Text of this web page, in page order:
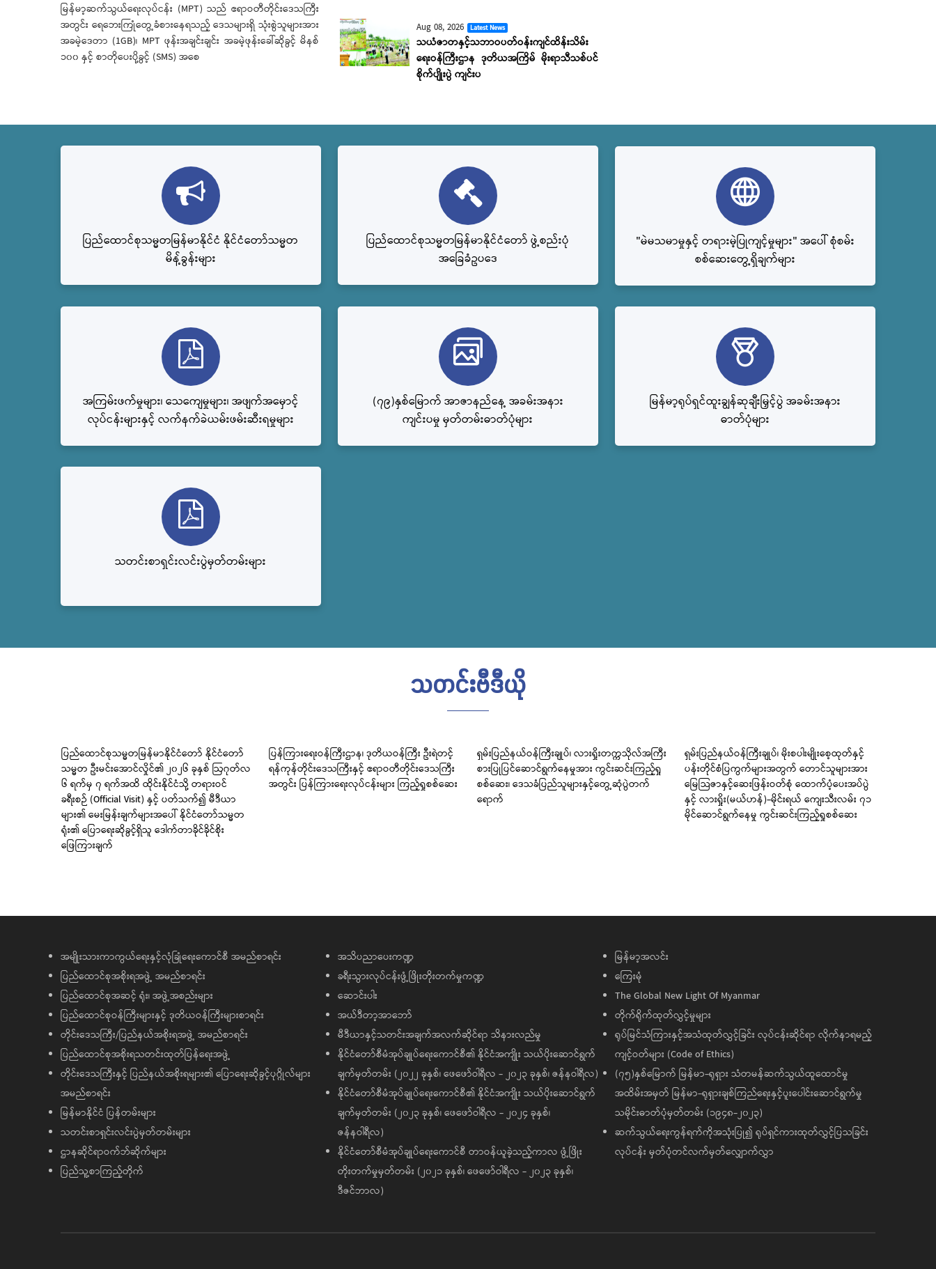
မြန်မာ့ဆက်သွယ်ရေးလုပ်ငန်း (MPT) သည် ဧရာဝတီတိုင်းဒေသကြီး
အတွင်း ရေဘေးကြုံတွေ့ခံစားနေရသည့် ဒေသများရှိ သုံးစွဲသူများအား
အခမဲ့ဒေတာ (1GB)၊ MPT ဖုန်းအချင်းချင်း အခမဲ့ဖုန်းခေါ်ဆိုခွင့် မိနစ်
၁၀၀ နှင့် စာတိုပေးပို့ခွင့် (SMS) အစေ
Aug 08, 2026 Latest News
သယံဇာတနှင့်သဘာဝပတ်ဝန်းကျင်ထိန်းသိမ်း
ရေးဝန်ကြီးဌာန ဒုတိယအကြိမ် မိုးရာသီသစ်ပင်
စိုက်ပျိုးပွဲ ကျင်းပ
ပြည်ထောင်စုသမ္မတမြန်မာနိုင်ငံ နိုင်ငံတော်သမ္မတ
မိန့်ခွန်းများ
ပြည်‌ထောင်စုသမ္မတမြန်မာနိုင်ငံတော် ဖွဲ့စည်းပုံ
အခြေခံဥပဒေ
"မဲမသမာမှုနှင့် တရားမဲ့ပြုကျင့်မှုများ" အပေါ် စုံစမ်း
စစ်ဆေးတွေ့ရှိချက်များ
အကြမ်းဖက်မှုများ၊ သေကျေမှုများ၊ အဖျက်အမှောင့်
လုပ်ငန်းများနှင့် လက်နက်ခဲယမ်းဖမ်းဆီးရမှုများ
(၇၉)နှစ်မြောက် အာဇာနည်နေ့ အခမ်းအနား
ကျင်းပမှု မှတ်တမ်းဓာတ်ပုံများ
မြန်မာ့ရုပ်ရှင်ထူးချွန်ဆုချီးမြှင့်ပွဲ အခမ်းအနား
ဓာတ်ပုံများ
သတင်းစာရှင်းလင်းပွဲမှတ်တမ်းများ
သတင်းဗီဒီယို
ပြည်ထောင်စုသမ္မတမြန်မာနိုင်ငံတော် နိုင်ငံတော်
သမ္မတ ဦးမင်းအောင်လှိုင်၏ ၂၀၂၆ ခုနှစ် ဩဂုတ်လ
၆ ရက်မှ ၇ ရက်အထိ ထိုင်းနိုင်ငံသို့ တရားဝင်
ခရီးစဉ် (Official Visit) နှင့် ပတ်သက်၍ မီဒီယာ
များ၏ မေးမြန်းချက်များအပေါ် နိုင်ငံတော်သမ္မတ
ရုံး၏ ပြောရေးဆိုခွင့်ရှိသူ ဒေါက်တာခိုင်ခိုင်စိုး
ဖြေကြားချက်
ပြန်ကြားရေးဝန်ကြီးဌာန၊ ဒုတိယဝန်ကြီး ဦးရဲတင့်
ရန်ကုန်တိုင်းဒေသကြီးနှင့် ဧရာဝတီတိုင်းဒေသကြီး
အတွင်း ပြန်ကြားရေးလုပ်ငန်းများ ကြည့်ရှုစစ်ဆေး
ရှမ်းပြည်နယ်ဝန်ကြီးချုပ်၊ လားရှိုးတက္ကသိုလ်အကြီး
စားပြုပြင်ဆောင်ရွက်နေမှုအား ကွင်းဆင်းကြည့်ရှု
စစ်ဆေး၊ ဒေသခံပြည်သူများနှင့်တွေ့ဆုံပွဲတက်
ရောက်
ရှမ်းပြည်နယ်ဝန်ကြီးချုပ်၊ မိုးစပါးမျိုးစေ့ထုတ်နှင့်
ပန်းတိုင်စံပြကွက်များအတွက် တောင်သူများအား
မြေသြဇာနှင့်ဆေးဖြန်းဝတ်စုံ ထောက်ပံ့ပေးအပ်ပွဲ
နှင့် လားရှိုး(မယ်ဟန်)-မိုင်းရယ် ကျေးသီးလမ်း ၇၁
မိုင်ဆောင်ရွက်နေမှု ကွင်းဆင်းကြည့်ရှုစစ်ဆေး
အမျိုးသားကာကွယ်ရေးနှင့်လုံခြုံရေးကောင်စီ အမည်စာရင်း
ပြည်ထောင်စုအစိုးရအဖွဲ့ အမည်စာရင်း
ပြည်ထောင်စုအဆင့် ရုံး၊ အဖွဲ့အစည်းများ
ပြည်ထောင်စုဝန်ကြီးများနှင့် ဒုတိယဝန်ကြီးများစာရင်း
တိုင်းဒေသကြီး/ပြည်နယ်အစိုးရအဖွဲ့ အမည်စာရင်း
ပြည်ထောင်စုအစိုးရသတင်းထုတ်ပြန်ရေးအဖွဲ့
တိုင်းဒေသကြီးနှင့် ပြည်နယ်အစိုးရများ၏ ပြောရေးဆိုခွင့်ပုဂ္ဂိုလ်များ
အမည်စာရင်း
မြန်မာနိုင်ငံ ပြန်တမ်းများ
သတင်းစာရှင်းလင်းပွဲမှတ်တမ်းများ
ဌာနဆိုင်ရာဝက်ဘ်ဆိုက်များ
ပြည်သူ့စာကြည့်တိုက်
အသိပညာပေးကဏ္ဍ
ခရီးသွားလုပ်ငန်းဖွံ့ဖြိုးတိုးတက်မှုကဏ္ဍ
ဆောင်းပါး
အယ်ဒီတာ့အာဘော်
မီဒီယာနှင့်သတင်းအချက်အလက်ဆိုင်ရာ သိနားလည်မှု
နိုင်ငံတော်စီမံအုပ်ချုပ်ရေးကောင်စီ၏ နိုင်ငံအကျိုး သယ်ပိုးဆောင်ရွက်
ချက်မှတ်တမ်း (၂၀၂၂ ခုနှစ်၊ ဖေဖော်ဝါရီလ - ၂၀၂၃ ခုနှစ်၊ ဇန်နဝါရီလ)
နိုင်ငံတော်စီမံအုပ်ချုပ်ရေးကောင်စီ၏ နိုင်ငံအကျိုး သယ်ပိုးဆောင်ရွက်
ချက်မှတ်တမ်း (၂၀၂၃ ခုနှစ်၊ ဖေဖော်ဝါရီလ - ၂၀၂၄ ခုနှစ်၊
ဇန်နဝါရီလ)
နိုင်ငံတော်စီမံအုပ်ချုပ်ရေးကောင်စီ တာဝန်ယူခဲ့သည့်ကာလ ဖွံ့ဖြိုး
တိုးတက်မှုမှတ်တမ်း (၂၀၂၁ ခုနှစ်၊ ဖေဖော်ဝါရီလ - ၂၀၂၃ ခုနှစ်၊
ဒီဇင်ဘာလ)
မြန်မာ့အလင်း
ကြေးမုံ
The Global New Light Of Myanmar
တိုက်ရိုက်ထုတ်လွှင့်မှုများ
ရုပ်မြင်သံကြားနှင့်အသံထုတ်လွှင့်ခြင်း လုပ်ငန်းဆိုင်ရာ လိုက်နာရမည့်
ကျင့်ဝတ်များ (Code of Ethics)
(၇၅)နှစ်မြောက် မြန်မာ-ရုရှား သံတမန်ဆက်သွယ်ထူထောင်မှု
အထိမ်းအမှတ် မြန်မာ-ရုရှားချစ်ကြည်ရေးနှင့်ပူးပေါင်းဆောင်ရွက်မှု
သမိုင်းဓာတ်ပုံမှတ်တမ်း (၁၉၄၈-၂၀၂၃)
ဆက်သွယ်ရေးကွန်ရက်ကိုအသုံးပြု၍ ရုပ်ရှင်ကားထုတ်လွှင့်ပြသခြင်း
လုပ်ငန်း မှတ်ပုံတင်လက်မှတ်လျှောက်လွှာ